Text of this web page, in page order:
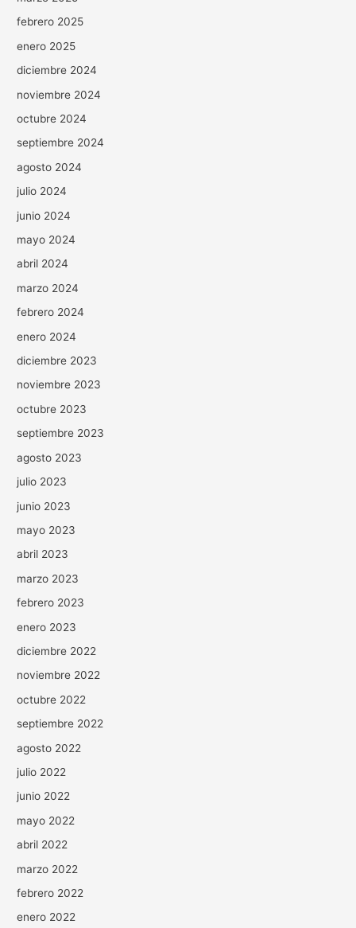
febrero 2025
enero 2025
diciembre 2024
noviembre 2024
octubre 2024
septiembre 2024
agosto 2024
julio 2024
junio 2024
mayo 2024
abril 2024
marzo 2024
febrero 2024
enero 2024
diciembre 2023
noviembre 2023
octubre 2023
septiembre 2023
agosto 2023
julio 2023
junio 2023
mayo 2023
abril 2023
marzo 2023
febrero 2023
enero 2023
diciembre 2022
noviembre 2022
octubre 2022
septiembre 2022
agosto 2022
julio 2022
junio 2022
mayo 2022
abril 2022
marzo 2022
febrero 2022
enero 2022